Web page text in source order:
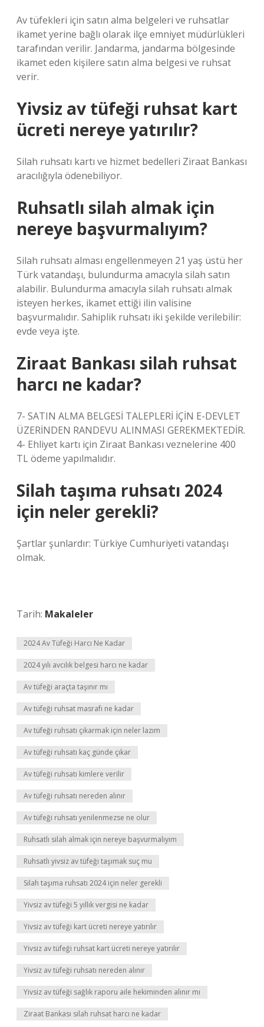
Av tüfekleri için satın alma belgeleri ve ruhsatlar
ikamet yerine bağlı olarak ilçe emniyet müdürlükleri
tarafından verilir. Jandarma, jandarma bölgesinde
ikamet eden kişilere satın alma belgesi ve ruhsat
verir.
Yivsiz av tüfeği ruhsat kart
ücreti nereye yatırılır?
Silah ruhsatı kartı ve hizmet bedelleri Ziraat Bankası
aracılığıyla ödenebiliyor.
Ruhsatlı silah almak için
nereye başvurmalıyım?
Silah ruhsatı alması engellenmeyen 21 yaş üstü her
Türk vatandaşı, bulundurma amacıyla silah satın
alabilir. Bulundurma amacıyla silah ruhsatı almak
isteyen herkes, ikamet ettiği ilin valisine
başvurmalıdır. Sahiplik ruhsatı iki şekilde verilebilir:
evde veya işte.
Ziraat Bankası silah ruhsat
harcı ne kadar?
7- SATIN ALMA BELGESİ TALEPLERİ İÇİN E-DEVLET
ÜZERİNDEN RANDEVU ALINMASI GEREKMEKTEDİR.
4- Ehliyet kartı için Ziraat Bankası veznelerine 400
TL ödeme yapılmalıdır.
Silah taşıma ruhsatı 2024
için neler gerekli?
Şartlar şunlardır: Türkiye Cumhuriyeti vatandaşı
olmak.
Tarih: Makaleler
2024 Av Tüfeği Harcı Ne Kadar
2024 yılı avcılık belgesi harcı ne kadar
Av tüfeği araçta taşınır mı
Av tüfeği ruhsat masrafı ne kadar
Av tüfeği ruhsatı çıkarmak için neler lazım
Av tüfeği ruhsatı kaç günde çıkar
Av tüfeği ruhsatı kimlere verilir
Av tüfeği ruhsatı nereden alınır
Av tüfeği ruhsatı yenilenmezse ne olur
Ruhsatlı silah almak için nereye başvurmalıyım
Ruhsatlı yivsiz av tüfeği taşımak suç mu
Silah taşıma ruhsatı 2024 için neler gerekli
Yivsiz av tüfeği 5 yıllık vergisi ne kadar
Yivsiz av tüfeği kart ücreti nereye yatırılır
Yivsiz av tüfeği ruhsat kart ücreti nereye yatırılır
Yivsiz av tüfeği ruhsatı nereden alınır
Yivsiz av tüfeği sağlık raporu aile hekiminden alınır mı
Ziraat Bankası silah ruhsat harcı ne kadar